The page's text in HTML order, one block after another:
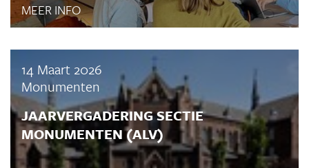
MEER INFO
14 Maart 2026
Monumenten
JAARVERGADERING SECTIE
MONUMENTEN (ALV)